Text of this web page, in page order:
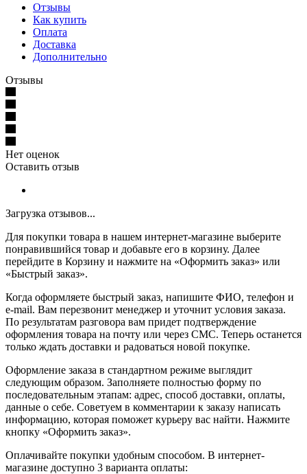
Отзывы
Как купить
Оплата
Доставка
Дополнительно
Отзывы
Нет оценок
Оставить отзыв
Загрузка отзывов...
Для покупки товара в нашем интернет-магазине выберите
понравившийся товар и добавьте его в корзину. Далее
перейдите в Корзину и нажмите на «Оформить заказ» или
«Быстрый заказ».
Когда оформляете быстрый заказ, напишите ФИО, телефон и
e-mail. Вам перезвонит менеджер и уточнит условия заказа.
По результатам разговора вам придет подтверждение
оформления товара на почту или через СМС. Теперь останется
только ждать доставки и радоваться новой покупке.
Оформление заказа в стандартном режиме выглядит
следующим образом. Заполняете полностью форму по
последовательным этапам: адрес, способ доставки, оплаты,
данные о себе. Советуем в комментарии к заказу написать
информацию, которая поможет курьеру вас найти. Нажмите
кнопку «Оформить заказ».
Оплачивайте покупки удобным способом. В интернет-
магазине доступно 3 варианта оплаты: